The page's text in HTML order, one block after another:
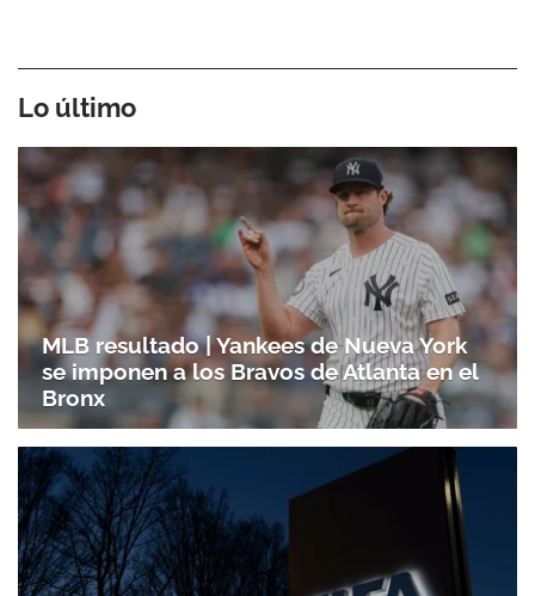
Lo último
MLB resultado | Yankees de Nueva York
se imponen a los Bravos de Atlanta en el
Bronx